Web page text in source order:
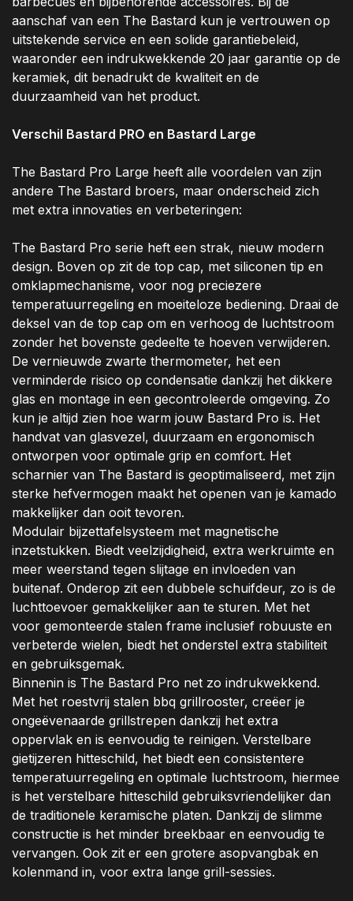
aanschaf van een The Bastard kun je vertrouwen op
uitstekende service en een solide garantiebeleid,
waaronder een indrukwekkende 20 jaar garantie op de
keramiek, dit benadrukt de kwaliteit en de
duurzaamheid van het product.
Verschil Bastard PRO en Bastard Large
The Bastard Pro Large heeft alle voordelen van zijn
andere The Bastard broers, maar onderscheid zich
met extra innovaties en verbeteringen:
The Bastard Pro serie heft een strak, nieuw modern
design. Boven op zit de top cap, met siliconen tip en
omklapmechanisme, voor nog preciezere
temperatuurregeling en moeiteloze bediening. Draai de
deksel van de top cap om en verhoog de luchtstroom
zonder het bovenste gedeelte te hoeven verwijderen.
De vernieuwde zwarte thermometer, het een
verminderde risico op condensatie dankzij het dikkere
glas en montage in een gecontroleerde omgeving. Zo
kun je altijd zien hoe warm jouw Bastard Pro is. Het
handvat van glasvezel, duurzaam en ergonomisch
ontworpen voor optimale grip en comfort. Het
scharnier van The Bastard is geoptimaliseerd, met zijn
sterke hefvermogen maakt het openen van je kamado
makkelijker dan ooit tevoren.
Modulair bijzettafelsysteem met magnetische
inzetstukken. Biedt veelzijdigheid, extra werkruimte en
meer weerstand tegen slijtage en invloeden van
buitenaf. Onderop zit een dubbele schuifdeur, zo is de
luchttoevoer gemakkelijker aan te sturen. Met het
voor gemonteerde stalen frame inclusief robuuste en
verbeterde wielen, biedt het onderstel extra stabiliteit
en gebruiksgemak.
Binnenin is The Bastard Pro net zo indrukwekkend.
Met het roestvrij stalen bbq grillrooster, creëer je
ongeëvenaarde grillstrepen dankzij het extra
oppervlak en is eenvoudig te reinigen. Verstelbare
gietijzeren hitteschild, het biedt een consistentere
temperatuurregeling en optimale luchtstroom, hiermee
is het verstelbare hitteschild gebruiksvriendelijker dan
de traditionele keramische platen. Dankzij de slimme
constructie is het minder breekbaar en eenvoudig te
vervangen. Ook zit er een grotere asopvangbak en
kolenmand in, voor extra lange grill-sessies.